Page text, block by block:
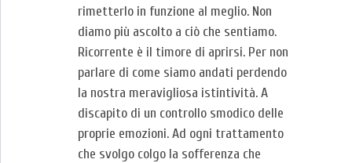
rimetterlo in funzione al meglio. Non
diamo più ascolto a ciò che sentiamo.
Ricorrente è il timore di aprirsi. Per non
parlare di come siamo andati perdendo
la nostra meravigliosa istintività. A
discapito di un controllo smodico delle
proprie emozioni. Ad ogni trattamento
che svolgo colgo la sofferenza che